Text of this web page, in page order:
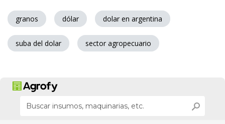
granos dólar dolar en argentina
suba del dolar sector agropecuario